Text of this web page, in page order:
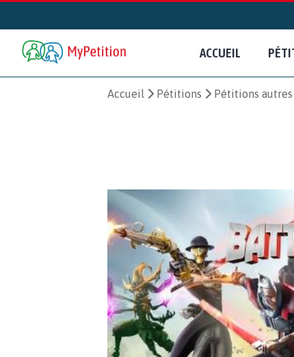
ACCUEIL
Accueil Pétitions Pétitions autres